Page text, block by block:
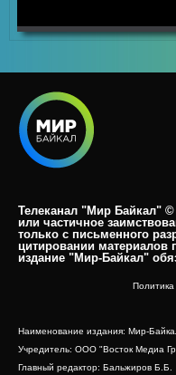
Телеканал "Мир Байкал"
или частичное
только с письменного
цитировании материалов
издание "Мир-Байкал"
Наименование издания: Мир-
Учредитель: ООО "Восток Медиа
Главный редактор: Бальжиров Б.Б.